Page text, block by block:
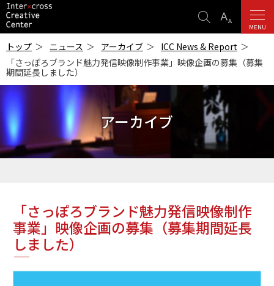
ICC
-インターク
ロス・クリエ
イティブ・セ
ンター-
検
表
設
定
MENU
トップ ニュース アーカイブ
ICC News & Report
「さっぽろブランド魅力発信映像制作事業」映像企画の募集（募集
期間延長しました）
アーカイブ
「さっぽろブランド魅力発信映像制作
事業」映像企画の募集（募集期間延長
しました）